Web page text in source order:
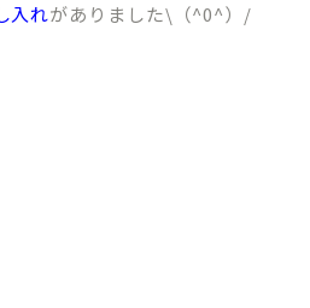
入れがありました\（^0^）/